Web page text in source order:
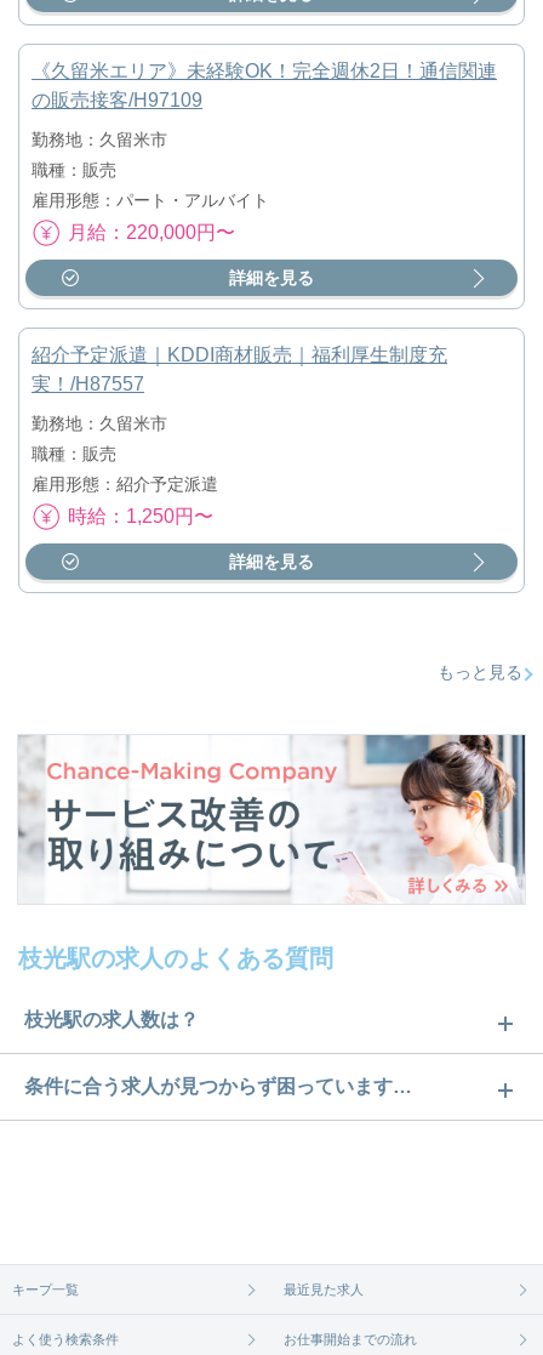
《久留米エリア》未経験OK！完全週休2日！通信関連
の販売接客/H97109
勤務地：久留米市
職種：販売
雇用形態：パート・アルバイト
月給：220,000円〜
詳細を見る
紹介予定派遣｜KDDI商材販売｜福利厚生制度充
実！/H87557
勤務地：久留米市
職種：販売
雇用形態：紹介予定派遣
時給：1,250円〜
詳細を見る
もっと見る
枝光駅の求人のよくある質問
枝光駅の求人数は？
枝光駅の求人数は1件です。どのような求人があるか
ぜひチェックしてみてください。
条件に合う求人が見つからず困っています…
無料相談の登録はコチラから
キープ一覧 最近見た求人
よく使う検索条件 お仕事開始までの流れ